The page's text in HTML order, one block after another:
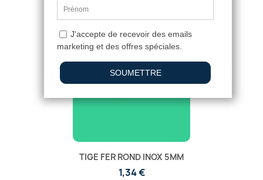
TIGE FER ROND INOX 5MM
1,34 €